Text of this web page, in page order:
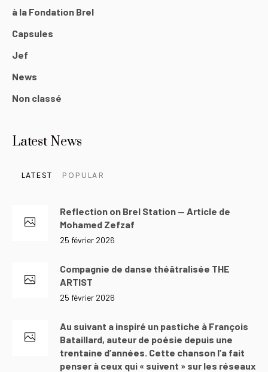
à la Fondation Brel
Capsules
Jef
News
Non classé
Latest News
LATEST POPULAR
Reflection on Brel Station — Article de
Mohamed Zefzaf
25 février 2026
Compagnie de danse théâtralisée THE
ARTIST
25 février 2026
Au suivant a inspiré un pastiche à François
Bataillard, auteur de poésie depuis une
trentaine d’années. Cette chanson l’a fait
penser à ceux qui « suivent » sur les réseaux